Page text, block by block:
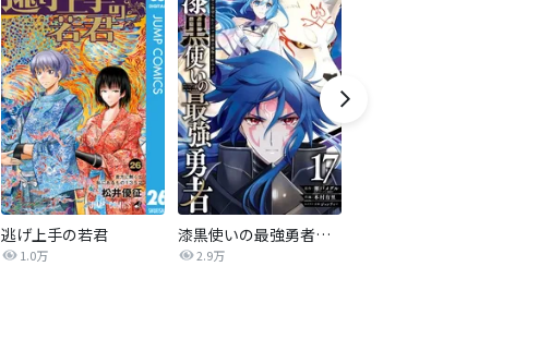
逃げ上手の若君
1.0万
漆黒使いの最強勇者 仲間全員に裏切られたので最強の魔物と組みます
2.9万